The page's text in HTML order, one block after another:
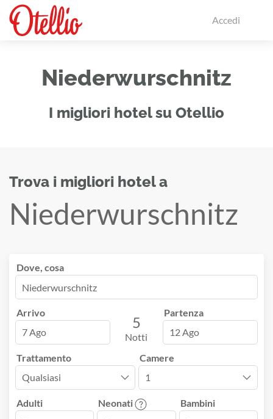
Accedi
Niederwurschnitz
I migliori hotel su Otellio
Trova i migliori hotel a
Niederwurschnitz
Dove, cosa
Arrivo
7 Ago
5
Notti
Partenza
12 Ago
Trattamento Camere
Adulti Neonati Bambini